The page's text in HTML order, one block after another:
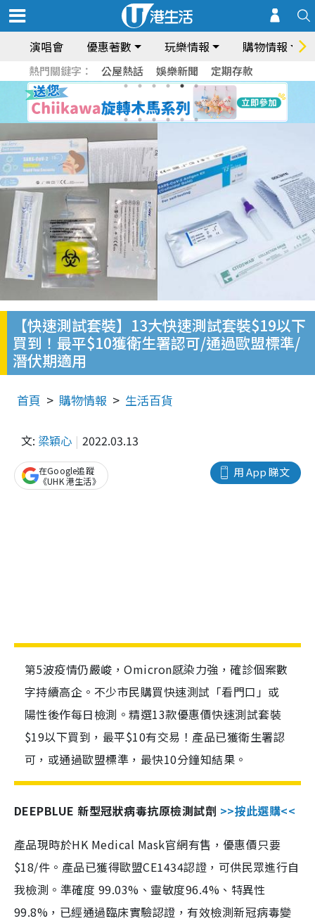
演唱會 優惠著數 玩樂情報 購物情報
熱門關鍵字： 公屋熱話 娛樂新聞 定期存款
【快速測試套裝】13大快速測試套裝$19以下
買到！最平$10獲衛生署認可/通過歐盟標準/
潛伏期適用
首頁 購物情報 生活百貨
文: 梁穎心 2022.03.13
用 App 睇文
在Google追蹤
《UHK 港生活》
第5波疫情仍嚴峻，Omicron感染力強，確診個案數
字持續高企。不少市民購買快速測試「看門口」或
陽性後作每日檢測。精選13款優惠價快速測試套裝
$19以下買到，最平$10有交易！產品已獲衛生署認
可，或通過歐盟標準，最快10分鐘知結果。
DEEPBLUE 新型冠狀病毒抗原檢測試劑 >>按此選購<<
產品現時於HK Medical Mask官網有售，優惠價只要
$18/件。產品已獲得歐盟CE1434認證，可供民眾進行自
我檢測。準確度 99.03%、靈敏度96.4%、特異性
99.8%，已經通過臨床實驗認證，有效檢測新冠病毒變